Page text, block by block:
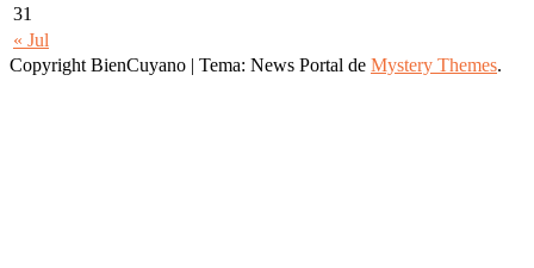
« Jul
31
Copyright BienCuyano | Tema: News Portal de Mystery Themes.